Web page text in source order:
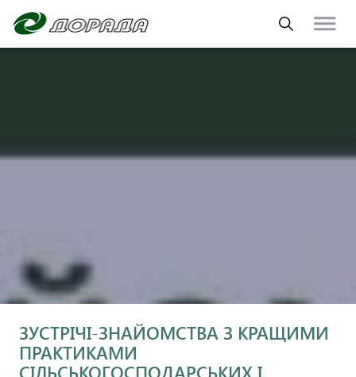
ЗУСТРІЧІ-ЗНАЙОМСТВА З КРАЩИМИ
ПРАКТИКАМИ
СІЛЬСЬКОГОСПОДАРСЬКИХ І